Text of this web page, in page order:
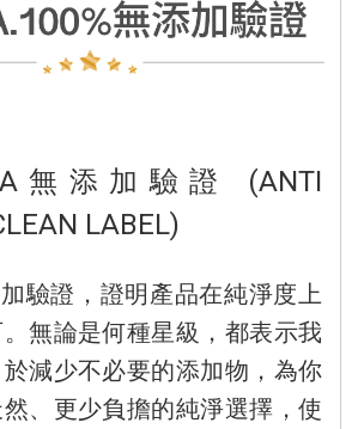
無添加驗證 (ANTI
LABEL)
驗證，證明產品在純淨度上
無論是何種星級，都表示我
減少不必要的添加物，為你
、更少負擔的純淨選擇，使